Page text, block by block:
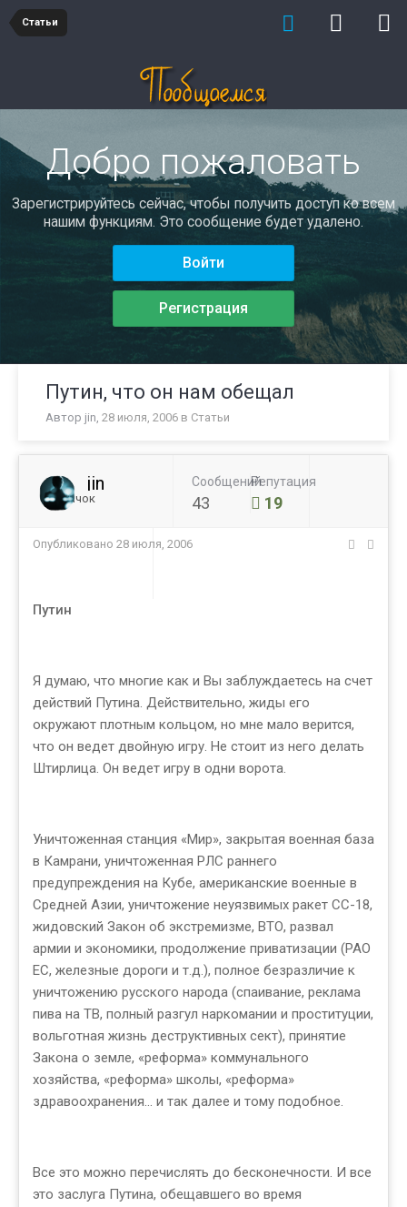
Статьи
Добро пожаловать
Зарегистрируйтесь сейчас, чтобы получить доступ ко всем
нашим функциям. Это сообщение будет удалено.
Войти
Регистрация
Путин, что он нам обещал
Автор jin, 28 июля, 2006 в Статьи
jin
Новичок
Сообщений
43
Репутация
19
Опубликовано 28 июля, 2006
Путин
Я думаю, что многие как и Вы заблуждаетесь на счет
действий Путина. Действительно, жиды его
окружают плотным кольцом, но мне мало верится,
что он ведет двойную игру. Не стоит из него делать
Штирлица. Он ведет игру в одни ворота.
Уничтоженная станция «Мир», закрытая военная база
в Камрани, уничтоженная РЛС раннего
предупреждения на Кубе, американские военные в
Средней Азии, уничтожение неуязвимых ракет СС-18,
жидовский Закон об экстремизме, ВТО, развал
армии и экономики, продолжение приватизации (РАО
ЕС, железные дороги и т.д.), полное безразличие к
уничтожению русского народа (спаивание, реклама
пива на ТВ, полный разгул наркомании и проституции,
вольготная жизнь деструктивных сект), принятие
Закона о земле, «реформа» коммунального
хозяйства, «реформа» школы, «реформа»
здравоохранения... и так далее и тому подобное.
Все это можно перечислять до бесконечности. И все
это заслуга Путина, обещавшего во время